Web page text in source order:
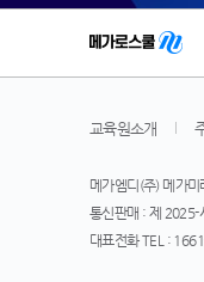
교육원소개
메가엠디(주) 메가
통신판매 : 제 2025-
대표전화 TEL :